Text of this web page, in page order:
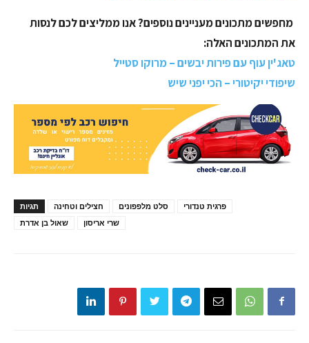
מחפשים מתכונים מעניינים נוספים? אנו ממליצים לכם לנסות
את המתכונים האלה:
טאג'ין עוף עם פירות יבשים – מרוקו סטייל
שיפודי יקיטורי – הכי יפני שיש
תגיות חצילים וטחינה סלט מלפפונים
פרגית טנדורי
שאול בן אדרת
שרי אריסון